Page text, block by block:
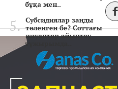
бұқа мен..
Субсидиялар заңды
төленген бе? Соттағы
жауаптар айыптау
тұжырымда..